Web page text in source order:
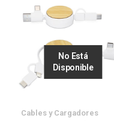
No Está
Disponible
Cables y Cargadores